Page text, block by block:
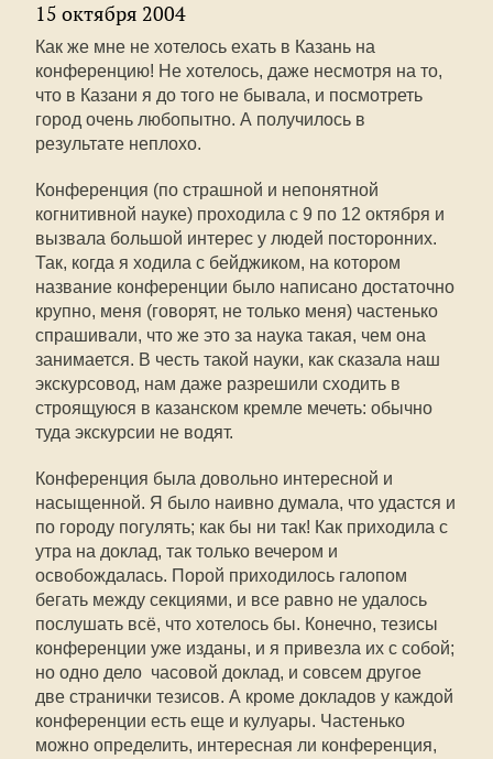
15 октября 2004
Как же мне не хотелось ехать в Казань на
конференцию! Не хотелось, даже несмотря на то,
что в Казани я до того не бывала, и посмотреть
город очень любопытно. А получилось в
результате неплохо.
Конференция (по страшной и непонятной
когнитивной науке) проходила с 9 по 12 октября и
вызвала большой интерес у людей посторонних.
Так, когда я ходила с бейджиком, на котором
название конференции было написано достаточно
крупно, меня (говорят, не только меня) частенько
спрашивали, что же это за наука такая, чем она
занимается. В честь такой науки, как сказала наш
экскурсовод, нам даже разрешили сходить в
строящуюся в казанском кремле мечеть: обычно
туда экскурсии не водят.
Конференция была довольно интересной и
насыщенной. Я было наивно думала, что удастся и
по городу погулять; как бы ни так! Как приходила с
утра на доклад, так только вечером и
освобождалась. Порой приходилось галопом
бегать между секциями, и все равно не удалось
послушать всё, что хотелось бы. Конечно, тезисы
конференции уже изданы, и я привезла их с собой;
но одно дело  часовой доклад, и совсем другое 
две странички тезисов. А кроме докладов у каждой
конференции есть еще и кулуары. Частенько
можно определить, интересная ли конференция,